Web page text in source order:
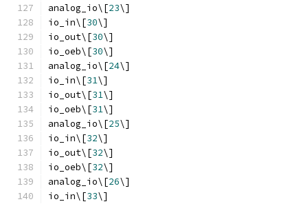
analog_io\[23\]
io_in\[30\]
io_out\[30\]
io_oeb\[30\]
analog_io\[24\]
io_in\[31\]
io_out\[31\]
io_oeb\[31\]
analog_io\[25\]
io_in\[32\]
io_out\[32\]
io_oeb\[32\]
analog_io\[26\]
io_in\[33\]